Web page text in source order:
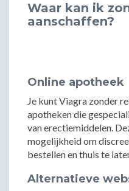
Waar kan ik
aanschaffen?
Online apotheek
Je kunt Viagra zonder
apotheken die
van erectiemiddelen.
mogelijkheid om
bestellen en thuis te
Alternatieve